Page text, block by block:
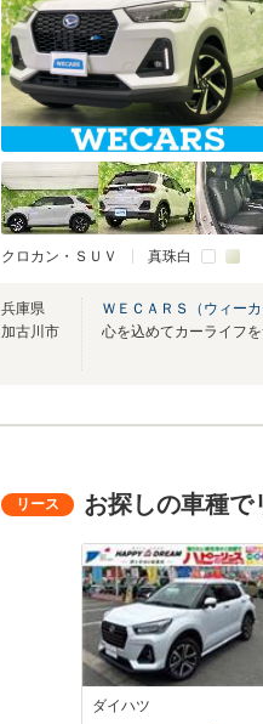
クロカン・ＳＵＶ 真珠白
兵庫県
加古川市
ＷＥＣＡＲＳ（ウィー
心を込めてカーライフ
お探しの車種で
ダイハツ